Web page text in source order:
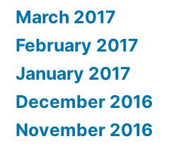
March 2017
February 2017
January 2017
December 2016
November 2016